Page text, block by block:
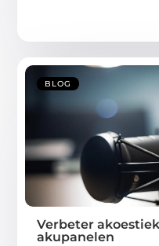
BLOG
Verbeter
akupanelen